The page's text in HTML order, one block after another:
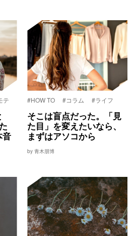
テ
音
#HOW TO #コラム #ライフ
そこは盲点だった。「見
た目」を変えたいなら、
まずはアソコから
by 青木朋博